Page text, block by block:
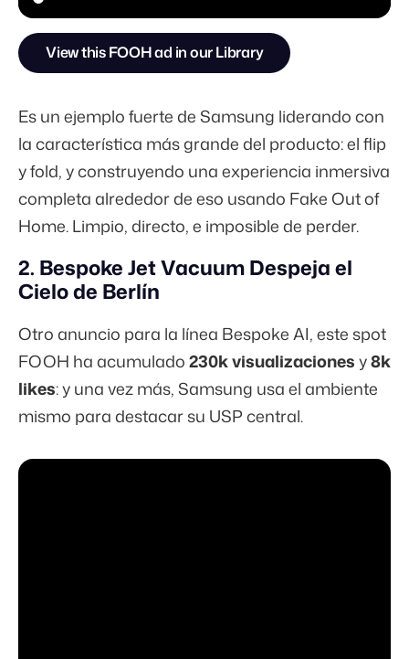
View this FOOH ad in our Library
Es un ejemplo fuerte de Samsung liderando con
la característica más grande del producto: el flip
y fold, y construyendo una experiencia inmersiva
completa alrededor de eso usando Fake Out of
Home. Limpio, directo, e imposible de perder.
2. Bespoke Jet Vacuum Despeja el
Cielo de Berlín
Otro anuncio para la línea Bespoke AI, este spot
FOOH ha acumulado230k visualizacionesy8k
likes: y una vez más, Samsung usa el ambiente
mismo para destacar su USP central.